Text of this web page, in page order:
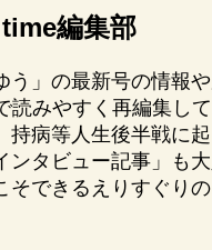
編集部
う」の最新号の情報
読みやすく再編集し
持病等人生後半戦に
ンタビュー記事」も
そできるえりすぐり